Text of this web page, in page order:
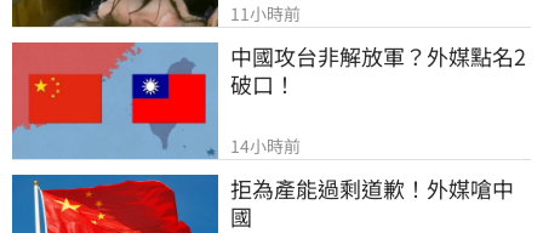
11小時前
中國攻台非解放軍？外媒點名2
破口！
14小時前
拒為產能過剩道歉！外媒嗆中
國